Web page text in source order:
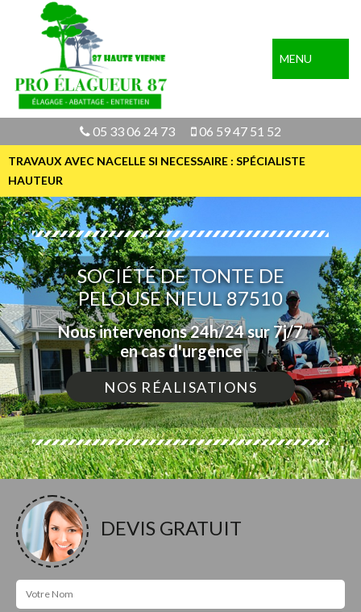
MENU
05 33 06 24 73 06 59 47 51 52
TRAVAUX AVEC NACELLE SI NECESSAIRE : SPÉCIALISTE
HAUTEUR
SOCIÉTÉ DE TONTE DE
PELOUSE NIEUL 87510
Nous intervenons 24h/24 sur 7j/7
en cas d'urgence
NOS RÉALISATIONS
DEVIS GRATUIT